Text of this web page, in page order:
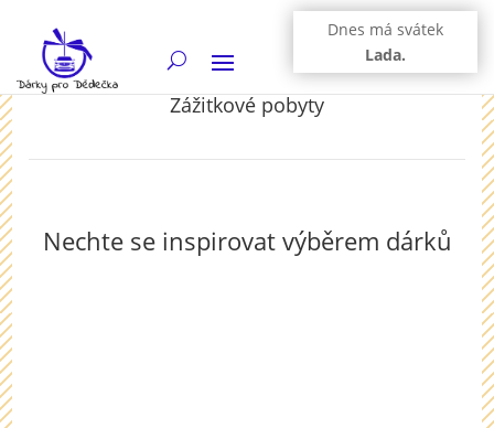
Dnes má svátek
Lada.
Zážitkové pobyty
Nechte se inspirovat výběrem dárků